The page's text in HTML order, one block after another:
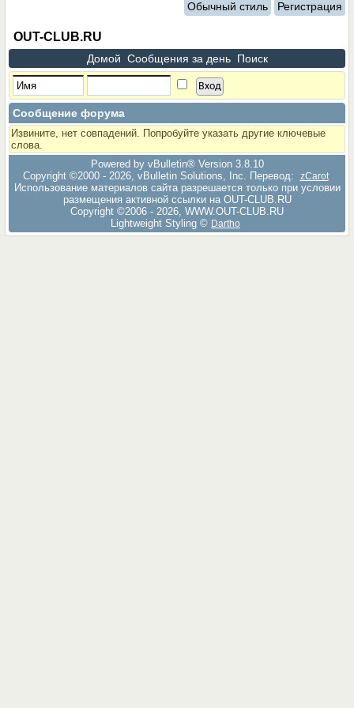
Обычный стиль Регистрация
OUT-CLUB.RU
Домой Сообщения за день Поиск
Сообщение форума
Извините, нет совпадений. Попробуйте указать другие ключевые
слова.
Powered by vBulletin® Version 3.8.10
Copyright ©2000 - 2026, vBulletin Solutions, Inc. Перевод:
zCarot
Использование материалов сайта разрешается только при условии
размещения активной ссылки на OUT-CLUB.RU
Copyright ©2006 - 2026, WWW.OUT-CLUB.RU
Lightweight Styling © Dartho